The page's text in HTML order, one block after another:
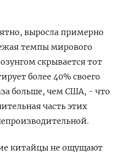
выросла примерно
темпы мирового
скрывается тот
более 40% своего
больше, чем США, - что
часть этих
китайцы не ощущают